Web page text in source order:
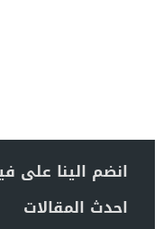
انضم الينا على
احدث المقالات